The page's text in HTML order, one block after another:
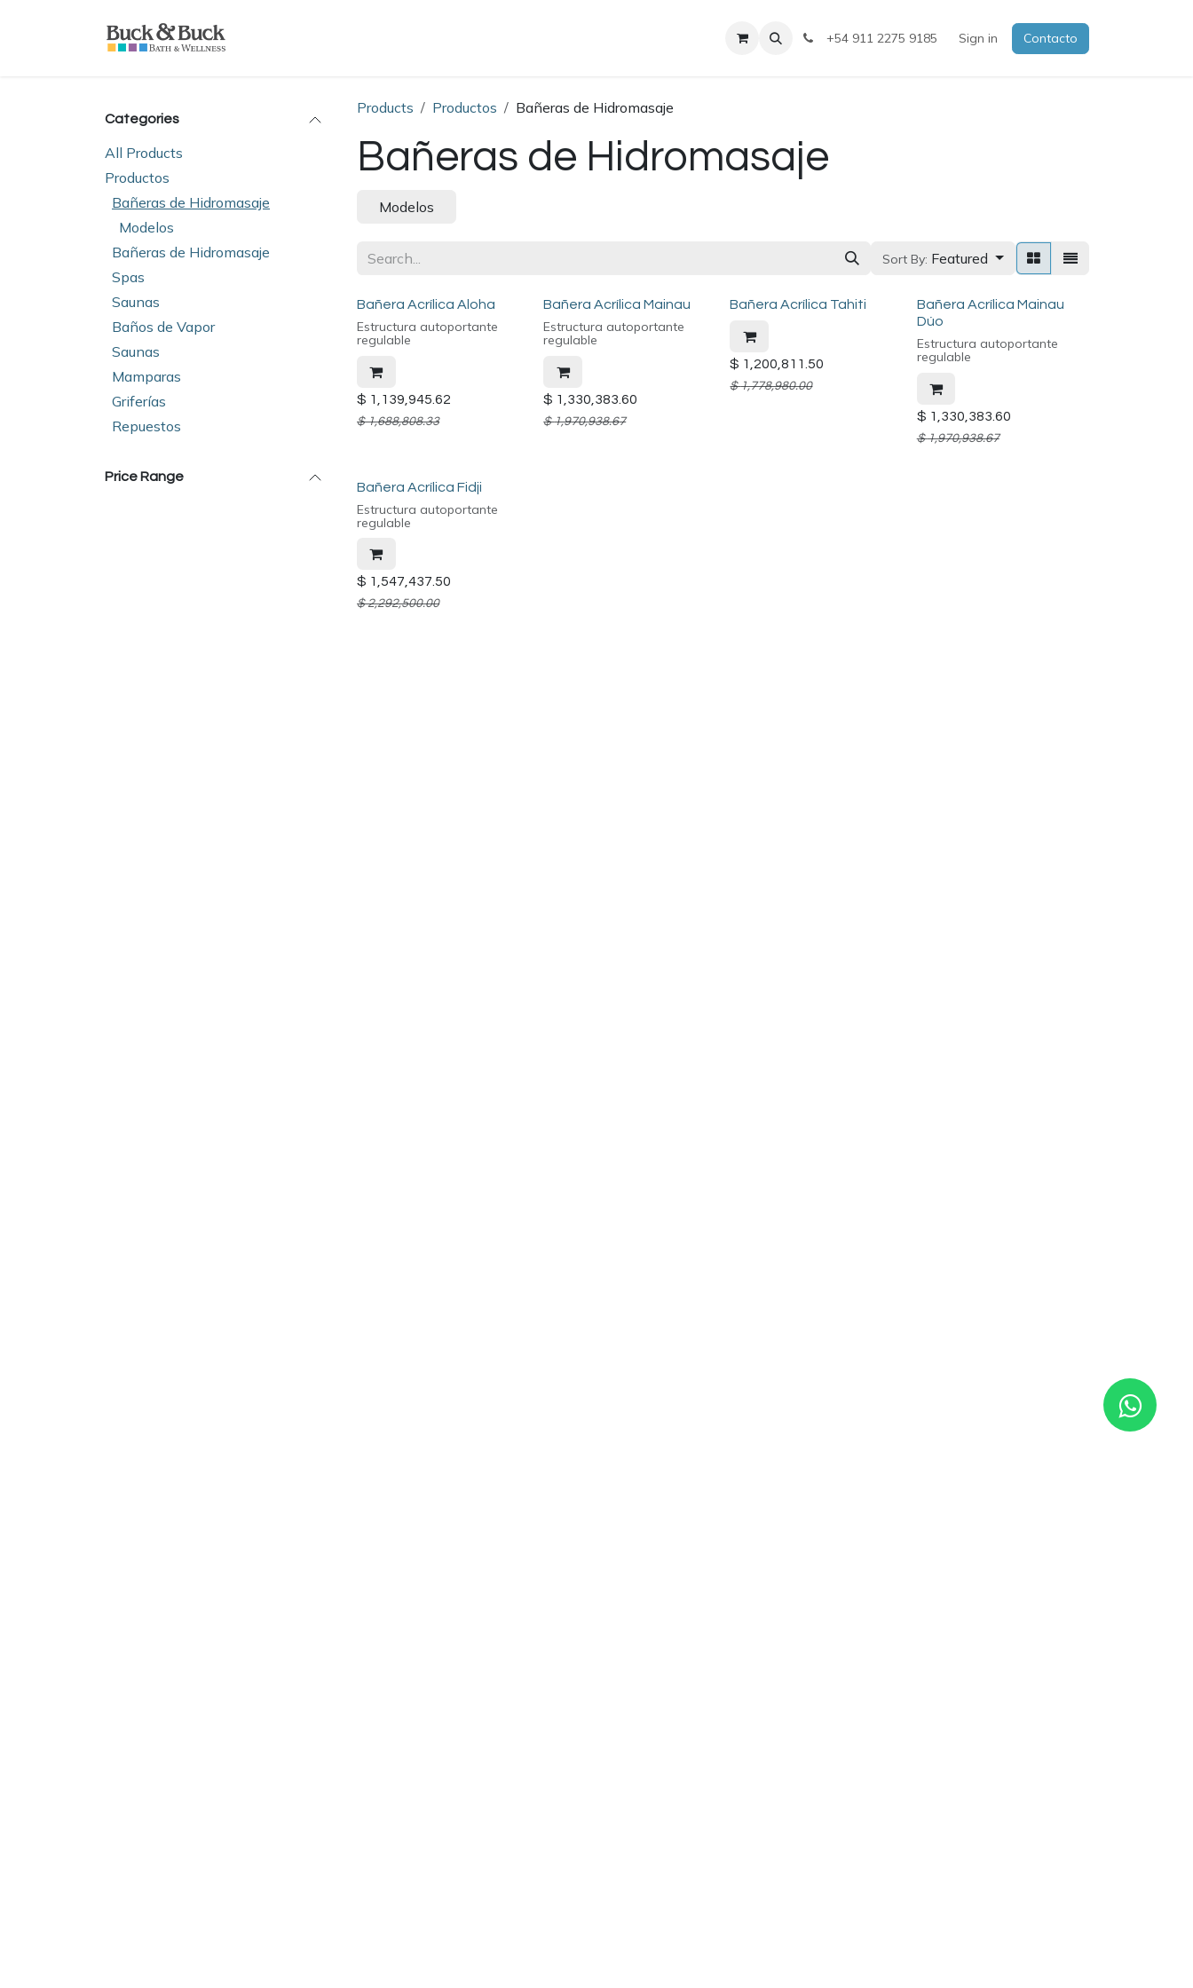
+54 911 2275 9185 Sign in Contacto
Categories
All Products
Productos
Bañeras de Hidromasaje
Modelos
Bañeras de Hidromasaje
Spas
Saunas
Baños de Vapor
Saunas
Mamparas
Griferías
Repuestos
Price Range
Products Productos Bañeras de Hidromasaje
Bañeras de Hidromasaje
Modelos
Sort By: Featured
Bañera Acrílica Aloha
Estructura autoportante
regulable
$ 1,139,945.62
$1,688,808.33
Bañera Acrílica Mainau
Estructura autoportante
regulable
$ 1,330,383.60
$1,970,938.67
Bañera Acrílica Tahiti
$ 1,200,811.50
$1,778,980.00
Bañera Acrílica Mainau
Dúo
Estructura autoportante
regulable
$ 1,330,383.60
$1,970,938.67
Bañera Acrílica Fidji
Estructura autoportante
regulable
$ 1,547,437.50
$2,292,500.00